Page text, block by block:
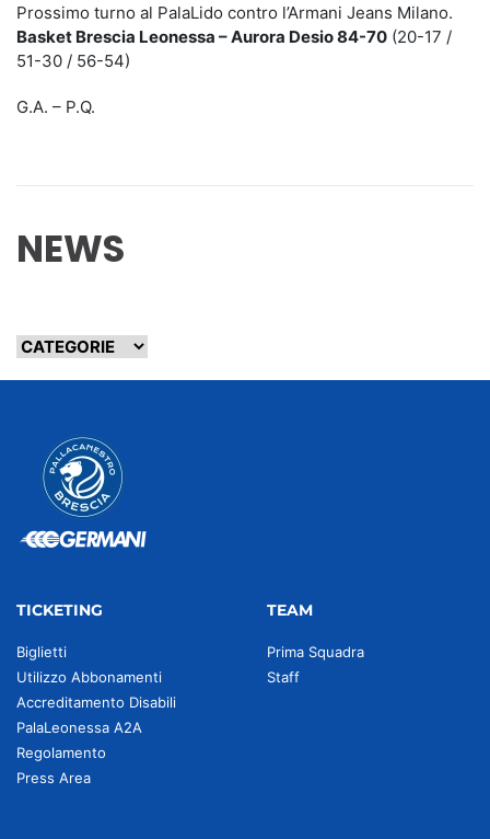
Prossimo turno al PalaLido contro l’Armani Jeans Milano.
Basket Brescia Leonessa – Aurora Desio 84-70 (20-17 /
51-30 / 56-54)
G.A. – P.Q.
NEWS
TICKETING
Biglietti
Utilizzo Abbonamenti
Accreditamento Disabili
PalaLeonessa A2A
Regolamento
Press Area
TEAM
Prima Squadra
Staff